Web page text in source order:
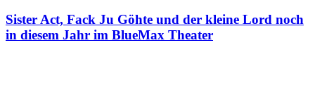
Sister Act, Fack Ju Göhte und der kleine Lord noch
in diesem Jahr im BlueMax Theater